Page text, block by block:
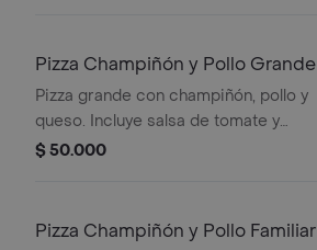
Pizza Champiñón y Pollo Grande
Pizza grande con champiñón, pollo y
queso. Incluye salsa de tomate y
orégano.
$ 50.000
Pizza Champiñón y Pollo Familiar